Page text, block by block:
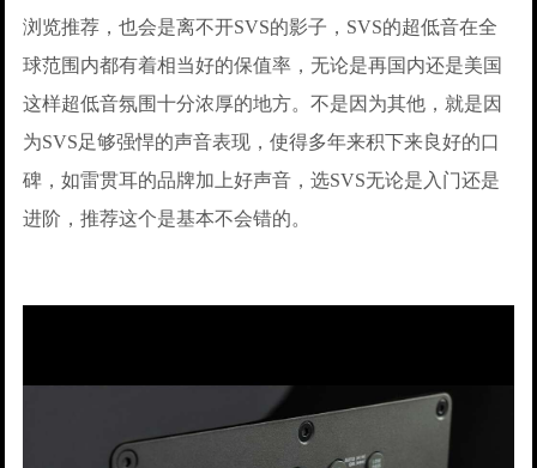
浏览推荐，也会是离不开SVS的影子，SVS的超低音在全
球范围内都有着相当好的保值率，无论是再国内还是美国
这样超低音氛围十分浓厚的地方。不是因为其他，就是因
为SVS足够强悍的声音表现，使得多年来积下来良好的口
碑，如雷贯耳的品牌加上好声音，选SVS无论是入门还是
进阶，推荐这个是基本不会错的。